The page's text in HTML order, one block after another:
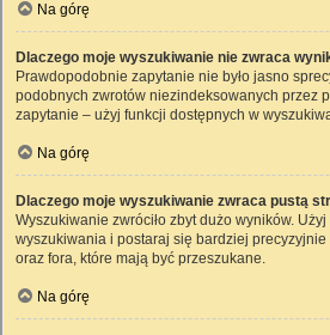
Na górę
Dlaczego moje wyszukiwanie nie zwraca
Prawdopodobnie zapytanie nie było jasno
podobnych zwrotów niezindeksowanych przez
zapytanie – użyj funkcji dostępnych w
Na górę
Dlaczego moje wyszukiwanie zwraca pustą
Wyszukiwanie zwróciło zbyt dużo wyników.
wyszukiwania i postaraj się bardziej
oraz fora, które mają być przeszukane.
Na górę